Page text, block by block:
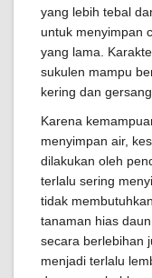
yang lebih tebal
untuk menyimpan
yang lama.
sukulen mampu
kering dan gersang.
Karena
menyimpan air,
dilakukan oleh
terlalu sering
tidak
tanaman hias
secara berlebihan
menjadi terlalu